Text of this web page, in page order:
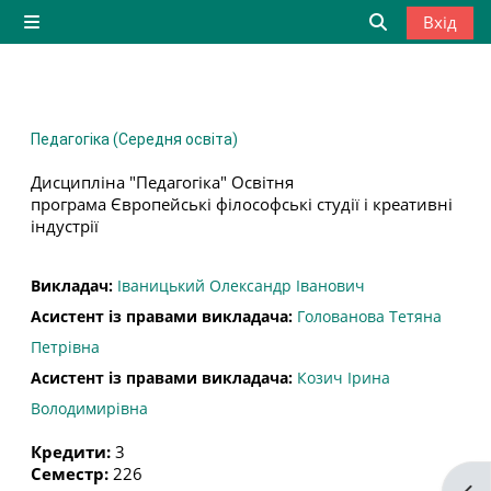
Перейти до головного вмісту
Бокова панель
Вхід
Педагогіка (Середня освіта)
Дисципліна "Педагогіка" Освітня
програма Європейські філософські студії і креативні
індустрії
Викладач: Іваницький Олександр Іванович
Асистент із правами викладача: Голованова Тетяна
Петрівна
Асистент із правами викладача: Козич Ірина
Володимирівна
Кредити: 3
Семестр: 226